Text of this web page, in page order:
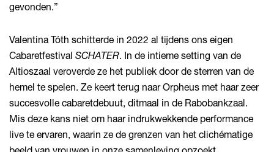
gevonden.”
Valentina Tóth schitterde in 2022 al tijdens ons eigen
Cabaretfestival SCHATER. In de intieme setting van de
Altioszaal veroverde ze het publiek door de sterren van de
hemel te spelen. Ze keert terug naar Orpheus met haar zeer
succesvolle cabaretdebuut, ditmaal in de Rabobankzaal.
Mis deze kans niet om haar indrukwekkende performance
live te ervaren, waarin ze de grenzen van het clichématige